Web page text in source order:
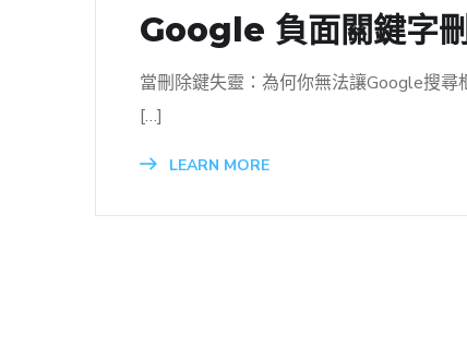
Google 負面關鍵字
當刪除鍵失靈：為何你無法讓Google搜
[…]
LEARN MORE